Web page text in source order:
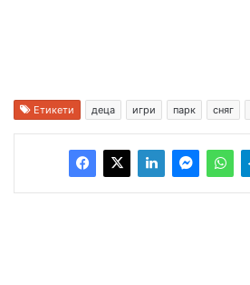
Етикети деца игри парк сняг